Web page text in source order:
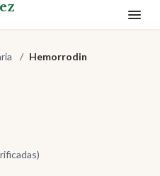
/ Hemorrodin